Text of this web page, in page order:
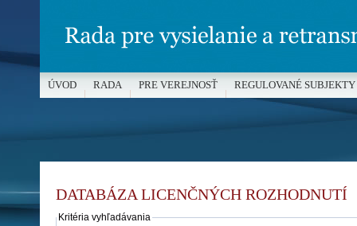
DATABÁZA LICENČNÝCH ROZHODNUTÍ
Kritéria vyhľadávania
ÚVOD RADA PRE VEREJNOSŤ REGULOVANÉ SUBJEKTY